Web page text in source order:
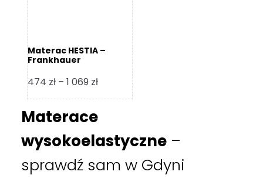
Materac HESTIA –
Frankhauer
474 zł – 1 069 złZakres
cen:
do
069 zł
Materace
wysokoelastyczne –
sprawdź sam w Gdyni